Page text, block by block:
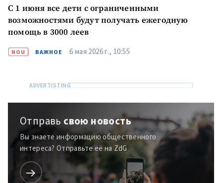
С 1 июня все дети с ограниченными
возможностями будут получать ежегодную
помощь в 3000 леев
NOU ВАЖНОЕ 6 мая 2026 г., 10:55
Отправь свою новость
Вы знаете информацию общественного
интереса? Отправьте её на ZdG